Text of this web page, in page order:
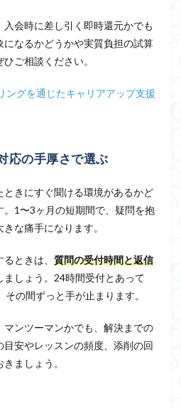
会時に差し引く即時還元かでも
なるかどうかや実質負担の試算
ご相談ください。
ングを通じたキャリアアップ支援
応の手厚さで選ぶ
きにすぐ聞ける環境があるかど
。1〜3ヶ月の短期間で、疑問を抱
な痛手になります。
ときは、 質問の受付時間と返信
ましょう。24時間受付とあって
の間ずっと手が止まります。
ンツーマンかでも、解決までの
安やレッスンの頻度、添削の回
ましょう。